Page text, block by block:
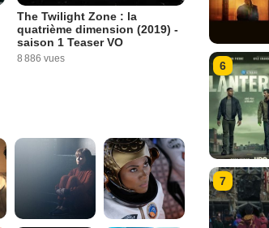
The Twilight Zone : la
quatrième dimension (2019) -
saison 1 Teaser VO
8 886 vues
6
7